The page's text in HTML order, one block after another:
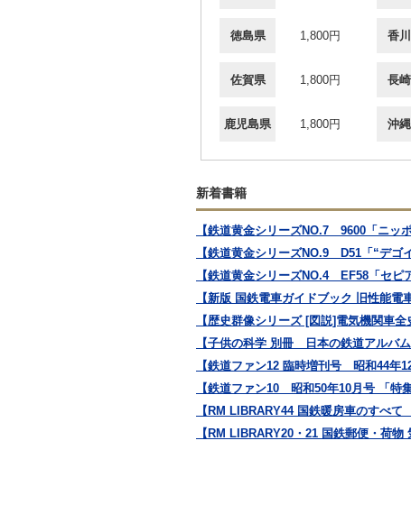
徳島県 1,800円 香
佐賀県 1,800円 長
鹿児島県 1,800円 沖
新着書籍
【鉄道黄金シリーズNO.7 9600「ニッ
【鉄道黄金シリーズNO.9 D51「“デ
【鉄道黄金シリーズNO.4 EF58「セ
【新版 国鉄電車ガイドブック 旧性能
【歴史群像シリーズ [図説]電気機関車
【子供の科学 別冊 日本の鉄道アルバ
【鉄道ファン12 臨時増刊号 昭和44年
【鉄道ファン10 昭和50年10月号 「特
【RM LIBRARY44 国鉄暖房車のすべ
【RM LIBRARY20・21 国鉄郵便・荷